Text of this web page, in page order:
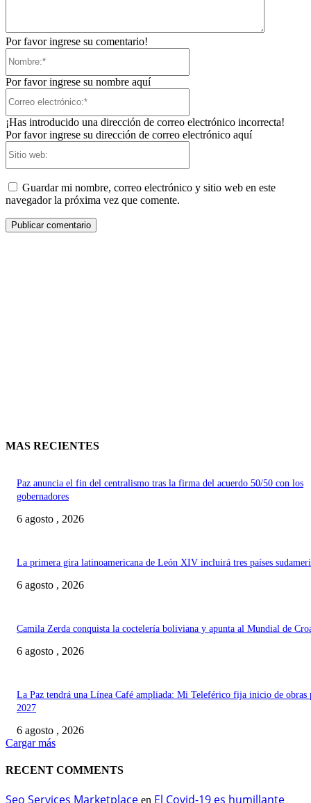
Por favor ingrese su comentario!
Por favor ingrese su nombre aquí
¡Has introducido una dirección de correo electrónico incorrecta!
Por favor ingrese su dirección de correo electrónico aquí
Guardar mi nombre, correo electrónico y sitio web en este
navegador la próxima vez que comente.
MAS RECIENTES
Paz anuncia el fin del centralismo tras la firma del acuerdo 50/50 con los
gobernadores
6 agosto , 2026
La primera gira latinoamericana de León XIV incluirá tres países
6 agosto , 2026
Camila Zerda conquista la coctelería boliviana y apunta al Mundial de
6 agosto , 2026
La Paz tendrá una Línea Café ampliada: Mi Teleférico fija inicio de obras
2027
6 agosto , 2026
Cargar más
RECENT COMMENTS
Seo Services Marketplace en El Covid-19 es humillante